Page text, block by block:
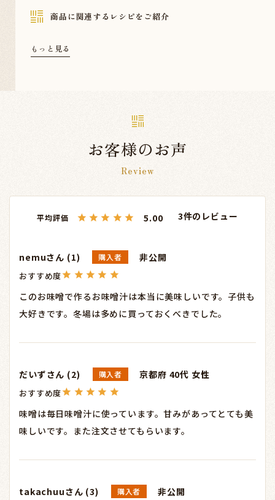
商品に関連するレシピをご紹介
もっと見る
お客様のお声
Review
5.00 3
nemu 1 購入者 非公開
このお味噌で作るお味噌汁は本当に美味しいです。子供も
大好きです。冬場は多めに買っておくべきでした。
だいず 2 購入者 京都府 40代 女性
味噌は毎日味噌汁に使っています。甘みがあってとても美
味しいです。また注文させてもらいます。
takachuu 3 購入者 非公開